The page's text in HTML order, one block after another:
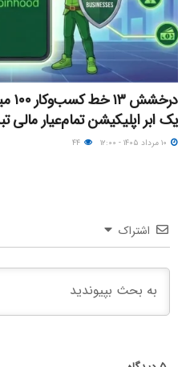
یک ابر اپلیکیشن تمام‌عیار مالی
اشتراک